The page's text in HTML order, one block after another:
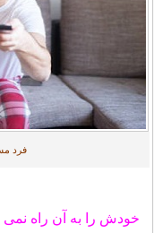
فرد
خودش را به آن راه نمی